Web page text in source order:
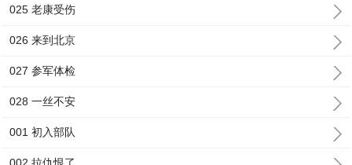
025 老康受伤
026 来到北京
027 参军体检
028 一丝不安
001 初入部队